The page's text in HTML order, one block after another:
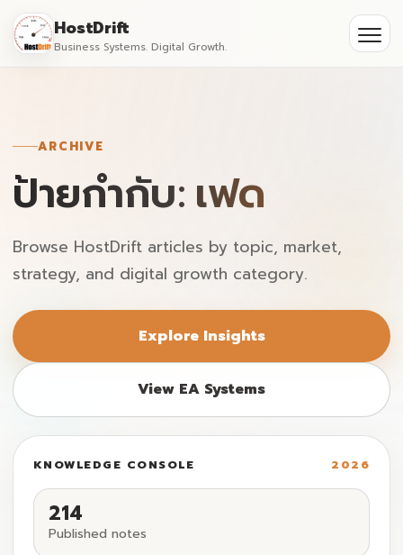
Skip
content
HostDrift
Business Systems. Digital Growth.
Partner
ARCHIVE
ป้ายกำกับ: เฟด
Browse HostDrift articles by topic, market,
strategy, and digital growth category.
Explore Insights
View EA Systems
KNOWLEDGE CONSOLE 2026
214
Published notes